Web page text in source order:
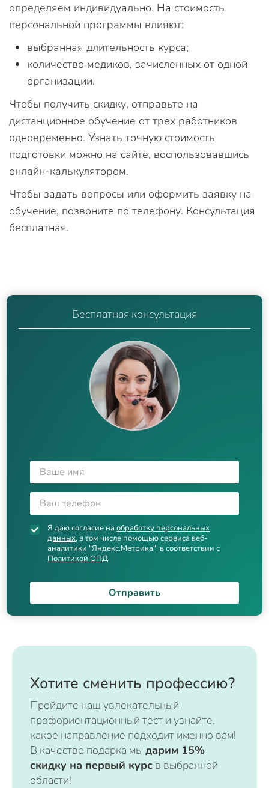
определяем индивидуально. На стоимость
персональной программы влияют:
выбранная длительность курса;
количество медиков, зачисленных от одной
организации.
Чтобы получить скидку, отправьте на
дистанционное обучение от трех работников
одновременно. Узнать точную стоимость
подготовки можно на сайте, воспользовавшись
онлайн-калькулятором.
Чтобы задать вопросы или оформить заявку на
обучение, позвоните по телефону. Консультация
бесплатная.
Бесплатная консультация
Я даю согласие наобработку персональных
данных, в том числе помощью сервиса веб-
аналитики "Яндекс.Метрика", в соответствии с
Политикой ОПД
Отправить
Хотите сменить профессию?
Пройдите наш увлекательный
профориентационный тест и узнайте,
какое направление подходит именно вам!
В качестве подарка мы дарим 15%
скидку на первый курс в выбранной
области!